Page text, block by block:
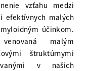
vzťahu medzi
efektívnych malých
účinkom.
malým
štruktúrnymi
v našich